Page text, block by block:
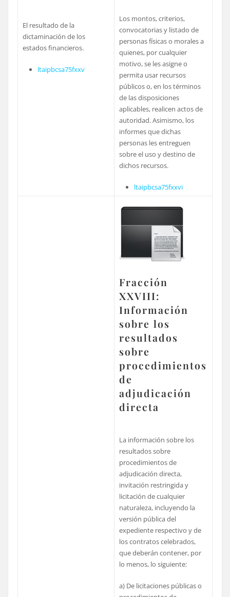
El resultado de la
dictaminación de los
estados financieros.
ltaipbcsa75fxxv
Los montos, criterios,
convocatorias y listado de
personas físicas o morales a
quienes, por cualquier
motivo, se les asigne o
permita usar recursos
públicos o, en los términos
de las disposiciones
aplicables, realicen actos de
autoridad. Asimismo, los
informes que dichas
personas les entreguen
sobre el uso y destino de
dichos recursos.
ltaipbcsa75fxxvi
Fracción
XXVIII:
Información
sobre los
resultados
sobre
procedimientos
de
adjudicación
directa
La información sobre los
resultados sobre
procedimientos de
adjudicación directa,
invitación restringida y
licitación de cualquier
naturaleza, incluyendo la
versión pública del
expediente respectivo y de
los contratos celebrados,
que deberán contener, por
lo menos, lo siguiente:
a) De licitaciones públicas o